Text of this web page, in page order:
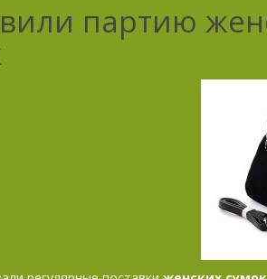
партию